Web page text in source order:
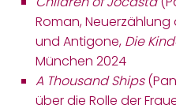
Roman,
und Antigone, Die
München 2024
A Thousand Ships
über die Rolle der